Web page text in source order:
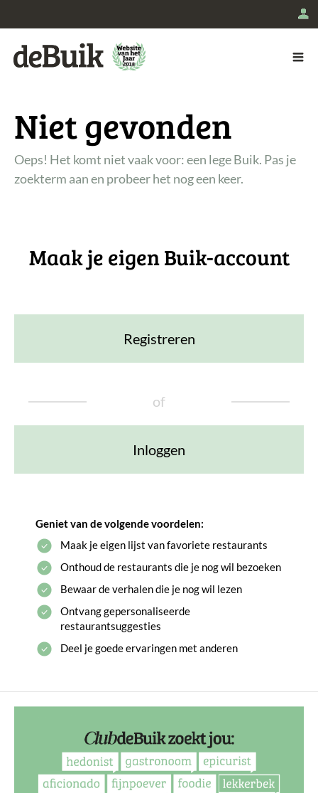
Niet gevonden
Oeps! Het komt niet vaak voor: een lege Buik. Pas je
zoekterm aan en probeer het nog een keer.
Maak je eigen Buik-account
Registreren
of
Inloggen
Geniet van de volgende voordelen:
Maak je eigen lijst van favoriete restaurants
Onthoud de restaurants die je nog wil bezoeken
Bewaar de verhalen die je nog wil lezen
Ontvang gepersonaliseerde
restaurantsuggesties
Deel je goede ervaringen met anderen
De Buik